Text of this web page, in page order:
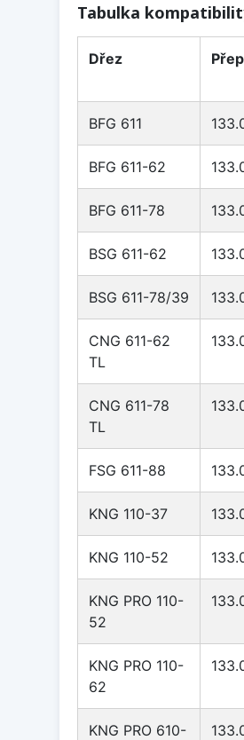
Tabulka
Dřez
BFG 611
BFG 611-62
BFG 611-78
BSG 611-62
BSG 611-78/39
CNG 611-62
TL
CNG 611-78
TL
FSG 611-88
KNG 110-37
KNG 110-52
KNG PRO 110-
52
KNG PRO 110-
62
KNG PRO 610-